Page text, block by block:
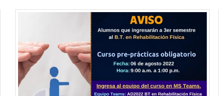
Vida Estudiantil
Servicios
Difusión
Contacto